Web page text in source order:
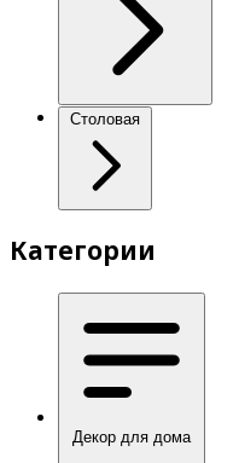
Столовая
Категории
Декор для дома